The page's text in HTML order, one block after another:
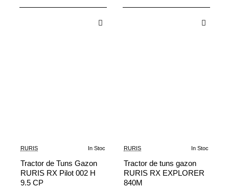
-20%
RURIS In Stoc
Tractor de Tuns Gazon
RURIS RX Pilot 002 H
9.5 CP
RURIS In Stoc
Tractor de tuns gazon
RURIS RX EXPLORER
840M